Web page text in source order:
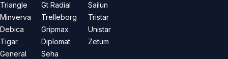
Triangle
Minverva
Debica
Tigar
General
Gt Radial
Trelleborg
Gripmax
Diplomat
Seha
Sailun
Tristar
Unistar
Zetum